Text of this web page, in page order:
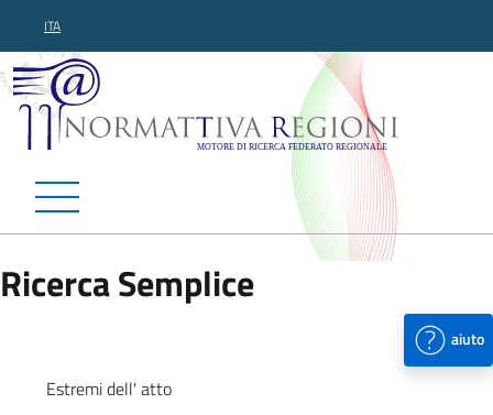
ITA
Normattiva Regioni -
Ricerca Semplice
aiuto
Estremi dell' atto